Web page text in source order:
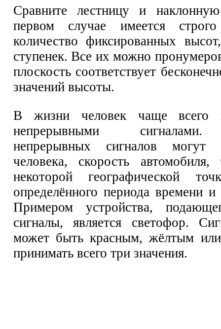
Сравните лестницу и
первом случае имеется строго
количество фиксированных
ступенек. Все их можно
плоскость соответствует
значений высоты.
В жизни человек чаще всего
непрерывными
непрерывных сигналов могут
человека, скорость автомобиля,
некоторой географической
определённого периода времени
Примером устройства,
сигналы, является светофор.
может быть красным, жёлтым
принимать всего три значения.